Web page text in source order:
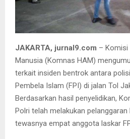
JAKARTA, jurnal9.com – Komisi
Manusia (Komnas HAM)
terkait insiden bentrok antara
Pembela Islam (FPI) di jalan Tol
Berdasarkan hasil penyelidikan,
Polri telah melakukan
tewasnya empat anggota laskar